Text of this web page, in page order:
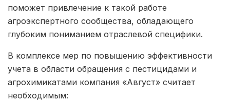
поможет привлечение к такой работе
агроэкспертного сообщества, обладающего
глубоким пониманием отраслевой специфики.
В комплексе мер по повышению эффективности
учета в области обращения с пестицидами и
агрохимикатами компания «Август» считает
необходимым: